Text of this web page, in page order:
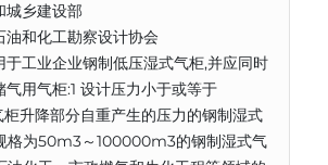
城乡建设部
油和化工勘察设计协会
于工业企业钢制低压湿式气柜,并应同时
用气柜:1 设计压力小于或等于
升降部分自重产生的压力的钢制湿式
格为50m3～100000m3的钢制湿式气